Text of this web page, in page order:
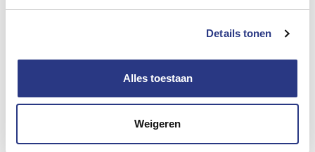
Details tonen
Alles toestaan
Weigeren
zeilen of wanden krijgt in de door de klant
gehuurde tent. Ook de vloeren worden schoon en
Transport en leveren van
tenten in Leiden
Rinico Tentenverhuur beschikt over een eigen